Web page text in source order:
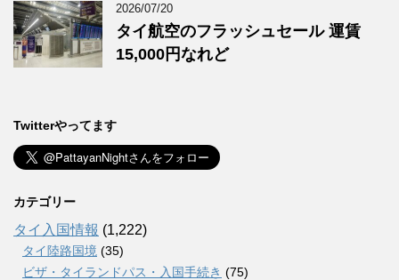
2026/07/20
タイ航空のフラッシュセール 運賃
15,000円なれど
Twitterやってます
カテゴリー
タイ入国情報 (1,222)
タイ陸路国境 (35)
ビザ・タイランドパス・入国手続き (75)